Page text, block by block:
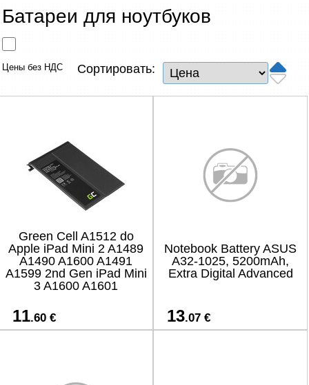
Забыли пароль?
Сетевые товары
ТВ, Фото и электроника
Renewd техника, Outlet
Батареи для ноутбуков
Цены без НДС Сортировать:
Green Cell A1512 do
Apple iPad Mini 2 A1489
A1490 A1600 A1491
A1599 2nd Gen iPad Mini
3 A1600 A1601
11.60 €
Notebook Battery ASUS
A32-1025, 5200mAh,
Extra Digital Advanced
13.07 €